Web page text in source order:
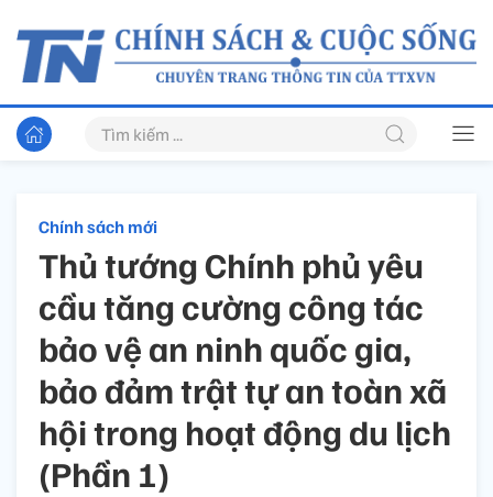
Chính sách mới
Thủ tướng Chính phủ yêu
cầu tăng cường công tác
bảo vệ an ninh quốc gia,
bảo đảm trật tự an toàn xã
hội trong hoạt động du lịch
(Phần 1)